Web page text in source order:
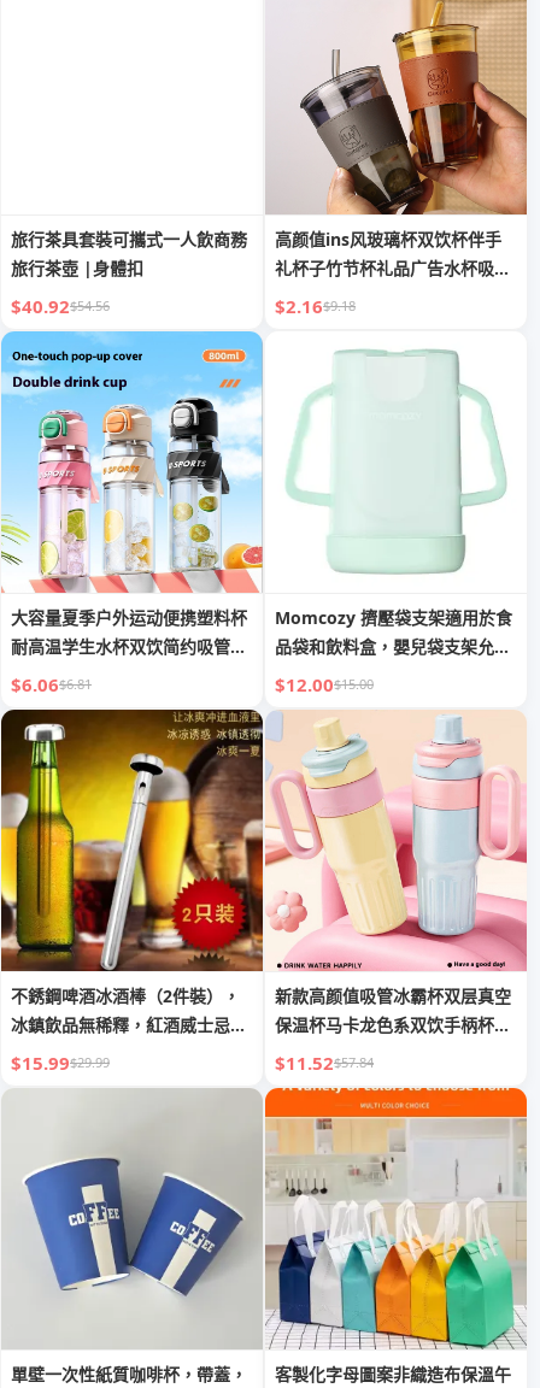
旅行茶具套裝可攜式一人飲商務
旅行茶壺 |身體扣
$40.92$54.56
高颜值ins风玻璃杯双饮杯伴手
礼杯子竹节杯礼品广告水杯吸管
杯子
$2.16$9.18
大容量夏季户外运动便携塑料杯
耐高温学生水杯双饮简约吸管水
壶杯
$6.06$6.81
Momcozy 擠壓袋支架適用於食
品袋和飲料盒，嬰兒袋支架允許
寶寶自行進食
$12.00$15.00
不銹鋼啤酒冰酒棒（2件裝），
冰鎮飲品無稀釋，紅酒威士忌好
拍檔
$15.99$29.99
新款高颜值吸管冰霸杯双层真空
保温杯马卡龙色系双饮手柄杯批
发
$11.52$57.84
單壁一次性紙質咖啡杯，帶蓋，
客製化字母圖案非織造布保溫午